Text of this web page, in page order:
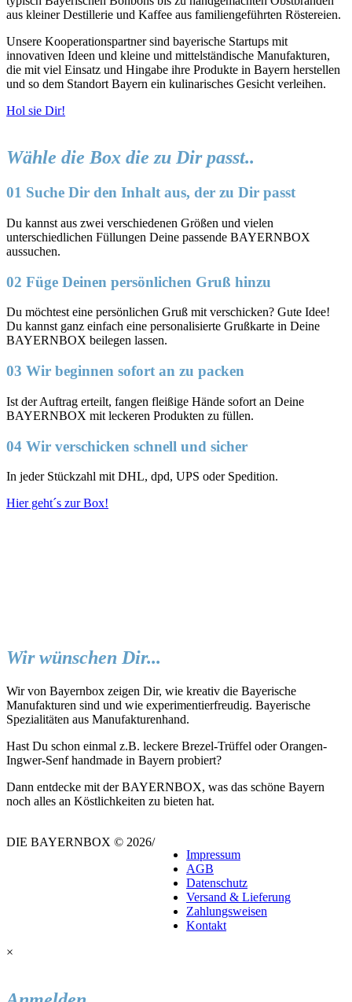
aus kleiner Destillerie und Kaffee aus familiengeführten Röstereien.
Unsere Kooperationspartner sind bayerische Startups mit
innovativen Ideen und kleine und mittelständische Manufakturen,
die mit viel Einsatz und Hingabe ihre Produkte in Bayern herstellen
und so dem Standort Bayern ein kulinarisches Gesicht verleihen.
Hol sie Dir!
Wähle die Box die zu Dir passt..
01 Suche Dir den Inhalt aus, der zu Dir passt
Du kannst aus zwei verschiedenen Größen und vielen
unterschiedlichen Füllungen Deine passende BAYERNBOX
aussuchen.
02 Füge Deinen persönlichen Gruß hinzu
Du möchtest eine persönlichen Gruß mit verschicken? Gute Idee!
Du kannst ganz einfach eine personalisierte Grußkarte in Deine
BAYERNBOX beilegen lassen.
03 Wir beginnen sofort an zu packen
Ist der Auftrag erteilt, fangen fleißige Hände sofort an Deine
BAYERNBOX mit leckeren Produkten zu füllen.
04 Wir verschicken schnell und sicher
In jeder Stückzahl mit DHL, dpd, UPS oder Spedition.
Hier geht´s zur Box!
Wir wünschen Dir...
Wir von Bayernbox zeigen Dir, wie kreativ die Bayerische
Manufakturen sind und wie experimentierfreudig. Bayerische
Spezialitäten aus Manufakturenhand.
Hast Du schon einmal z.B. leckere Brezel-Trüffel oder Orangen-
Ingwer-Senf handmade in Bayern probiert?
Dann entdecke mit der BAYERNBOX, was das schöne Bayern
noch alles an Köstlichkeiten zu bieten hat.
DIE BAYERNBOX © 2026/
Impressum
AGB
Datenschutz
Versand & Lieferung
Zahlungsweisen
Kontakt
×